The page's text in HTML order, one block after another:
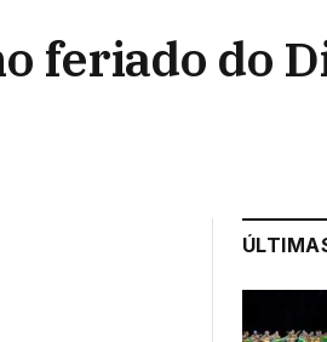
feriado do